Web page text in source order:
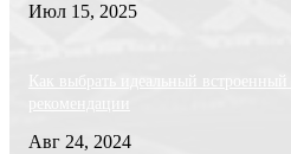
Июл 15, 2025
Как выбрать идеальный
рекомендации
Авг 24, 2024